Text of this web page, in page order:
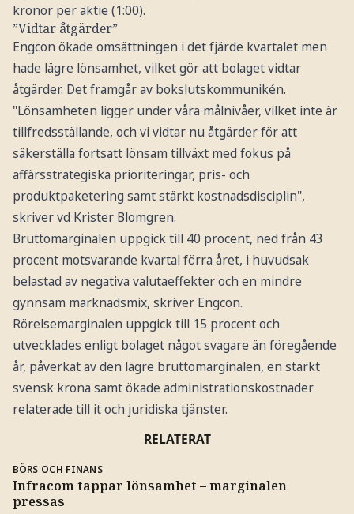
kronor per aktie (1:00).
”Vidtar åtgärder”
Engcon ökade omsättningen i det fjärde kvartalet men
hade lägre lönsamhet, vilket gör att bolaget vidtar
åtgärder. Det framgår av bokslutskommunikén.
"Lönsamheten ligger under våra målnivåer, vilket inte är
tillfredsställande, och vi vidtar nu åtgärder för att
säkerställa fortsatt lönsam tillväxt med fokus på
affärsstrategiska prioriteringar, pris- och
produktpaketering samt stärkt kostnadsdisciplin",
skriver vd Krister Blomgren.
Bruttomarginalen uppgick till 40 procent, ned från 43
procent motsvarande kvartal förra året, i huvudsak
belastad av negativa valutaeffekter och en mindre
gynnsam marknadsmix, skriver Engcon.
Rörelsemarginalen uppgick till 15 procent och
utvecklades enligt bolaget något svagare än föregående
år, påverkat av den lägre bruttomarginalen, en stärkt
svensk krona samt ökade administrationskostnader
relaterade till it och juridiska tjänster.
RELATERAT
BÖRS OCH FINANS
Infracom tappar lönsamhet – marginalen
pressas